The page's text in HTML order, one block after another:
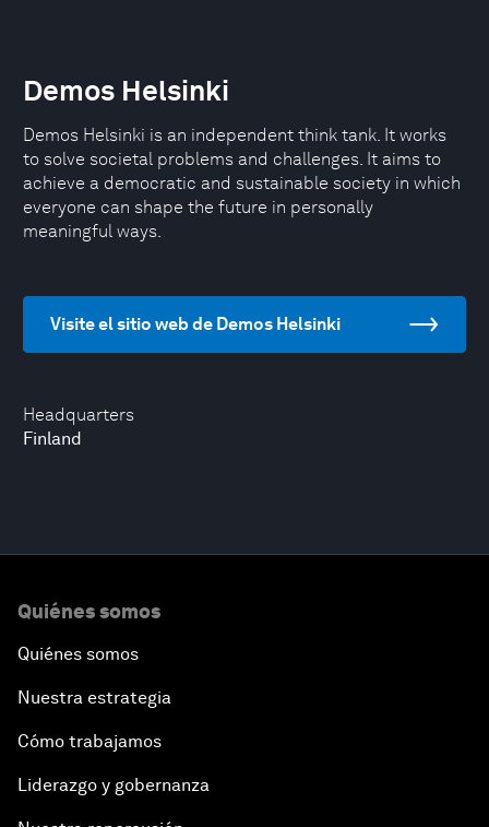
Headquarters
Finland
Demos Helsinki
Demos Helsinki is an independent think tank. It works
to solve societal problems and challenges. It aims to
achieve a democratic and sustainable society in which
everyone can shape the future in personally
meaningful ways.
Visite el sitio web de Demos Helsinki
Quiénes somos
Quiénes somos
Nuestra estrategia
Cómo trabajamos
Liderazgo y gobernanza